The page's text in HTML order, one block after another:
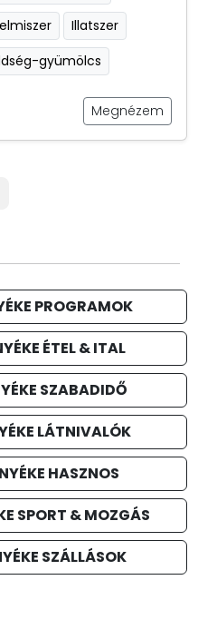
Illatszer
gyümölcs
Megnézem
PROGRAMOK
ÉTEL & ITAL
SZABADIDŐ
LÁTNIVALÓK
HASZNOS
SPORT & MOZGÁS
SZÁLLÁSOK